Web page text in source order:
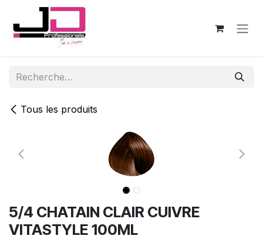
Se rendre au contenu
Tous les produits
5/4 CHATAIN CLAIR CUIVRE
VITASTYLE 100ML